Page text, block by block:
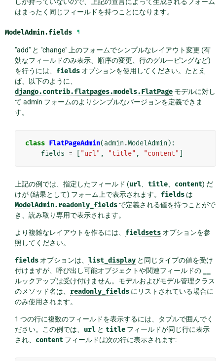
はまったく同じフィールドを持つことになります。
ModelAdmin.fields ¶
"add" と "change" 上のフォームでシンプルなレイアウト変更 (有
効なフィールドのみ表示、順序の変更、行のグルーピングなど)
を行うには、 fieldsオプションを使用してください。たとえ
ば、以下のように、
django.contrib.flatpages.models.FlatPageモデルに対し
て admin フォームのよりシンプルなバージョンを定義できま
す。
class FlatPageAdmin(admin .ModelAdmin ):
fields = "url" , "title" , "content"
上記の例では、指定したフィールド (url title、 content) だ
けが (結果として) フォーム上で表示されます。 fieldsは
ModelAdmin.readonly_fieldsで定義される値を持つことがで
き、読み取り専用で表示されます。
より複雑なレイアウトを作るには、 fieldsetsオプションを参
照してください。
fieldsオプションは、 list_displayと同じタイプの値を受け
付けますが、呼び出し可能オブジェクトや関連フィールドの
ルックアップは受け付けません。モデルおよびモデル管理クラス
のメソッド名は、 readonly_fieldsにリストされている場合に
のみ使用されます。
1 つの行に複数のフィールドを表示するには、タプルで囲んでく
ださい。この例では、 url と titleフィールドが同じ行に表示
され、 contentフィールドは次の行に表示されます: